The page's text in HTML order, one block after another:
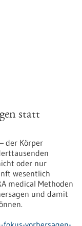
statt
der Körper
oder nur
wesentlich
medical Methoden
und damit